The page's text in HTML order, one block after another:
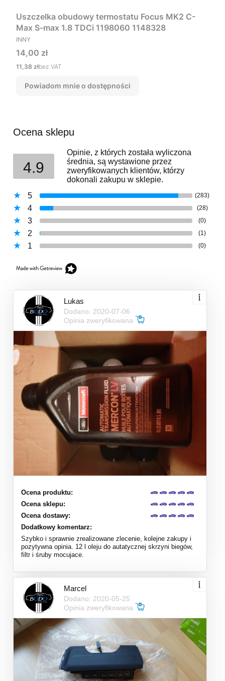
Uszczelka obudowy termostatu Focus MK2 C-
Max S-max 1.8 TDCi 1198060 1148328
PRODUCENT
INNY
Cena
14,00 zł
Cena
11,38 złbez VAT
Powiadom mnie o dostępności
Ocena sklepu
4.9
Opinie, z których została wyliczona
średnia, są wystawione przez
zweryfikowanych klientów, którzy
dokonali zakupu w sklepie.
5
(283)
4 (28)
3 (0)
2 (1)
1 (0)
Lukas
Dodano: 2020-07-06
Opinia zweryfikowana
Ocena produktu:
Ocena sklepu:
Ocena dostawy:
Dodatkowy komentarz:
Szybko i sprawnie zrealizowane zlecenie, kolejne zakupy i
pozytywna opinia. 12 l oleju do autatycznej skrzyni biegów,
filtr i śruby mocujace.
Marcel
Dodano: 2020-05-25
Opinia zweryfikowana